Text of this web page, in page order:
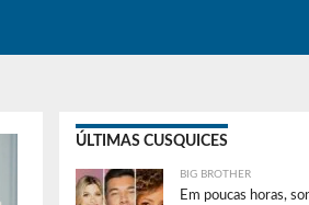
ÚLTIMAS CUSQUICES
BIG BROTHER
Em poucas horas,